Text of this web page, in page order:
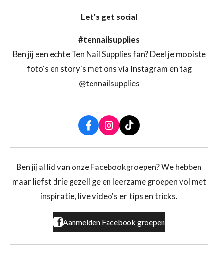
Let's get social
#tennailsupplies
Ben jij een echte Ten Nail Supplies fan? Deel je mooiste
foto's en story's met ons via Instagram en tag
@tennailsupplies
F
a
c
b
o
k
I
n
s
a
r
a
T
i
k
o
Ben jij al lid van onze Facebookgroepen? We hebben
maar liefst drie gezellige en leerzame groepen vol met
inspiratie, live video's en tips en tricks.
Aanmelden Facebook groepen